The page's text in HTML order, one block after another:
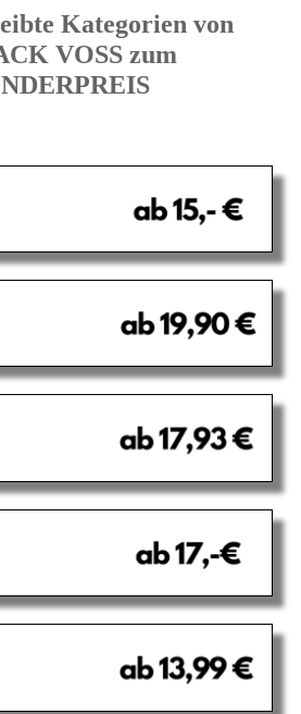
Kategorien von
VOSS zum